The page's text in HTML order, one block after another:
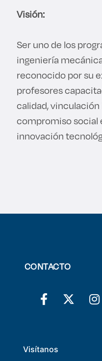
Visión:
Ser uno de los
ingeniería
reconocido por su
profesores
calidad,
compromiso social
innovación
CONTACTO
Visítanos